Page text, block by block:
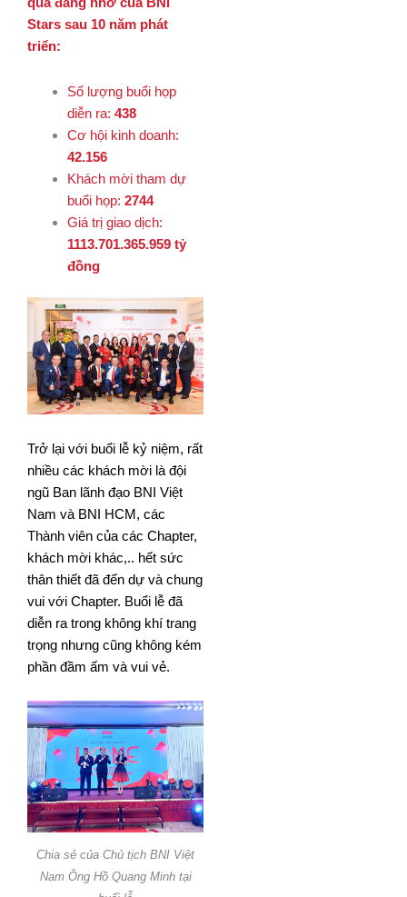
quả đáng nhớ của BNI
Stars sau 10 năm phát
triển:
Số lượng buổi họp
diễn ra: 438
Cơ hội kinh doanh:
42.156
Khách mời tham dự
buổi họp: 2744
Giá trị giao dịch:
1113.701.365.959 tỷ
đồng
Trở lại với buổi lễ kỷ niệm, rất
nhiều các khách mời là đội
ngũ Ban lãnh đạo BNI Việt
Nam và BNI HCM, các
Thành viên của các Chapter,
khách mời khác,.. hết sức
thân thiết đã đến dự và chung
vui với Chapter. Buổi lễ đã
diễn ra trong không khí trang
trọng nhưng cũng không kém
phần đầm ấm và vui vẻ.
Chia sẻ của Chủ tịch BNI Việt
Nam Ông Hồ Quang Minh tại